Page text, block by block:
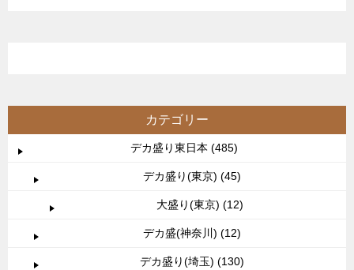
カテゴリー
デカ盛り東日本 (485)
デカ盛り(東京) (45)
大盛り(東京) (12)
デカ盛(神奈川) (12)
デカ盛り(埼玉) (130)